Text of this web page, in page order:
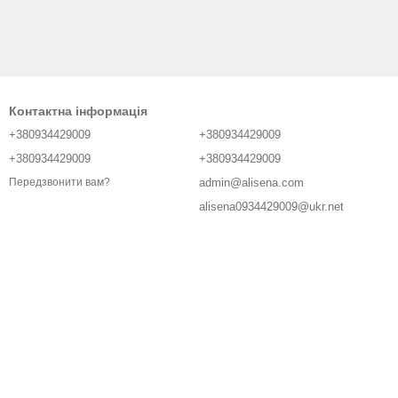
Контактна інформація
+380934429009
+380934429009
Передзвонити вам?
+380934429009
+380934429009
admin@alisena.com
alisena0934429009@ukr.net